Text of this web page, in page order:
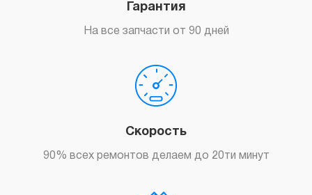
Гарантия
На все запчасти от 90 дней
Скорость
90% всех ремонтов делаем до 20ти минут